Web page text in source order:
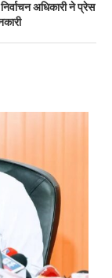
अधिकारी ने प्रेस